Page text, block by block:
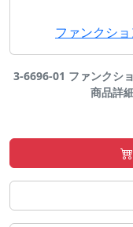
ファンクシ
3-6696-01 ファンクシ
商品詳